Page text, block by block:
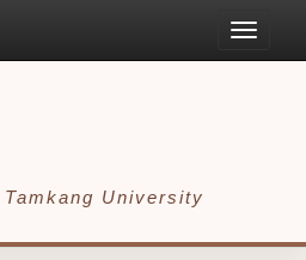
Toggle
Tamkang University